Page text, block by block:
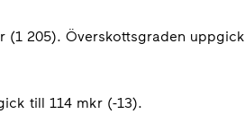
205). Överskottsgraden uppgick
till 114 mkr (-13).